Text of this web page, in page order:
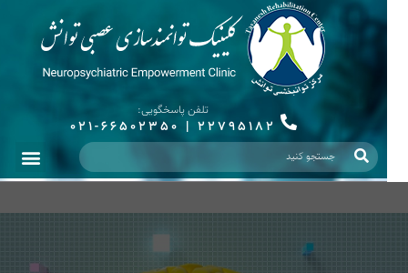
تلفن پاسخگویی:
22795182
|
021-66502350